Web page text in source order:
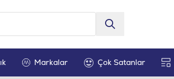
Markalar Çok Satanlar